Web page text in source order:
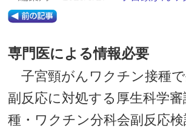
専門医による情報必要
子宮頸がんワクチン接種
副反応に対処する厚生科学
種・ワクチン分科会副反応